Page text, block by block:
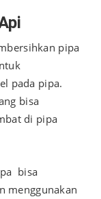
pipa
pada pipa.
bisa
di pipa
bisa
menggunakan